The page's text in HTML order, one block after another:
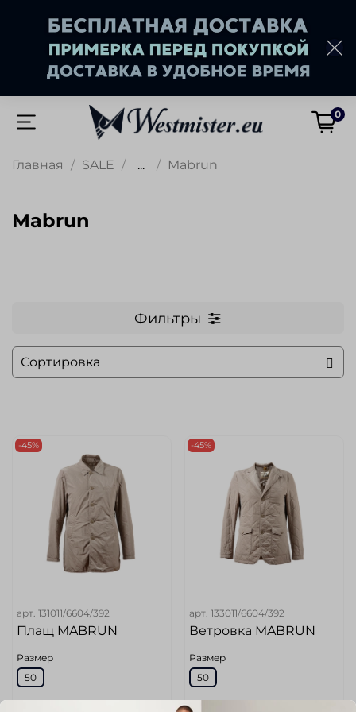
0
Главная SALE ... Mabrun
Mabrun
Фильтры
-45%
арт. 131011/6604/392
Плащ MABRUN
Размер
50
-45%
арт. 133011/6604/392
Ветровка MABRUN
Размер
50
Цвет